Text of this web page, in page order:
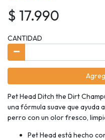
$ 17.990
CANTIDAD
Pet Head Ditch the Dirt
una fórmula suave que ayuda
perro con un olor fresco,
Pet Head está hecho